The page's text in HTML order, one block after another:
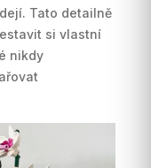
Tato detailně
si vlastní
nikdy